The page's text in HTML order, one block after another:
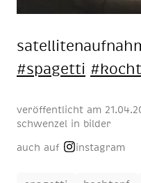
#spa­get­ti
veröffentlicht am 21 04
schwenzel in bilder
auch auf instagram